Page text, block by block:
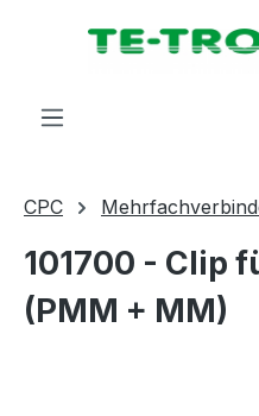
springen
CPC
101700 - Clip
(PMM + MM)